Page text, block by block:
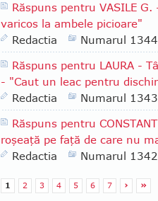
Răspuns pentru VASILE
varicos la ambele picioare"
Redactia
Numarul 1344
Răspuns pentru LAURA -
- "Caut un leac pentru
Redactia
Numarul 1343
Răspuns pentru
roşeaţă pe faţă de care nu
Redactia
Numarul 1342
1 2 3 4 5 6 7 › »